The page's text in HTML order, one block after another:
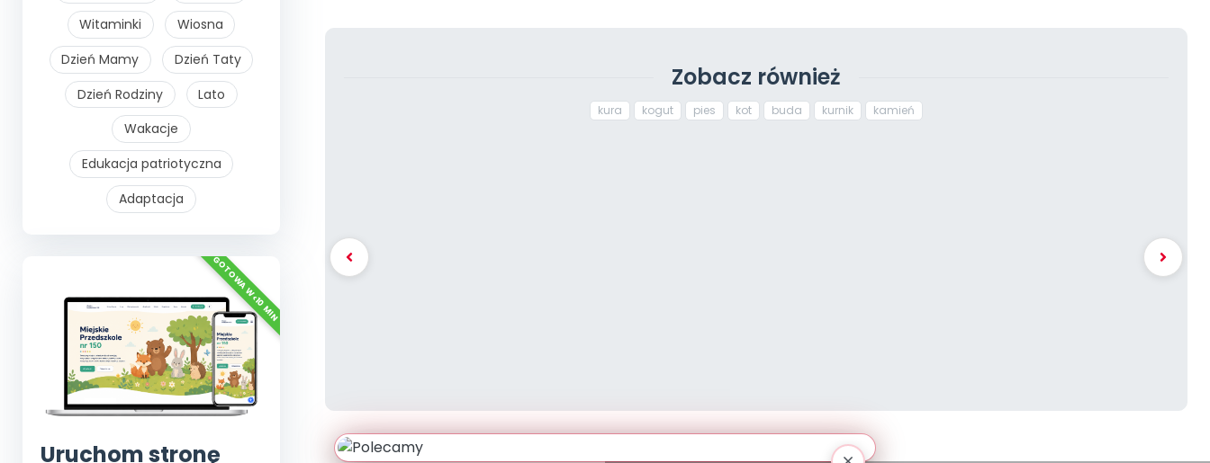
Witaminki
Wiosna
Dzień Mamy
Dzień Taty
Dzień Rodziny
Lato
Wakacje
Edukacja patriotyczna
Adaptacja
Uruchom stronę
Zobacz również
kura kogut pies kot buda kurnik kamień